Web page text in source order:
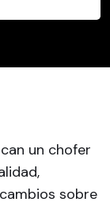
un chofer
sobre